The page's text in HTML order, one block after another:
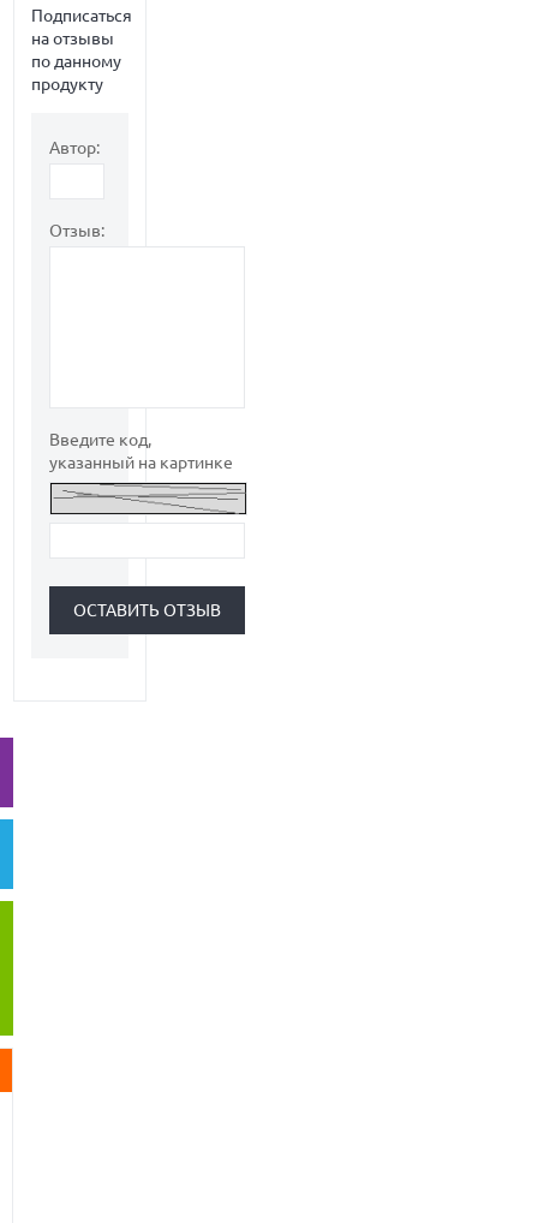
Подписаться
на отзывы
по данному
продукту
Автор:
Отзыв:
Введите код,
указанный на картинке